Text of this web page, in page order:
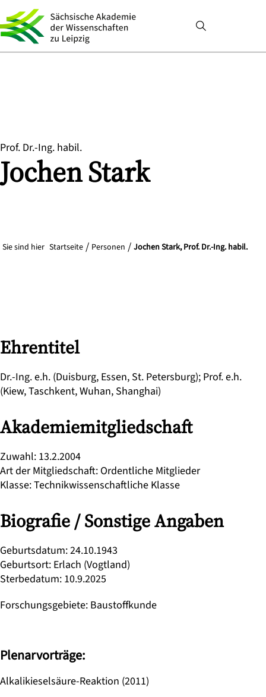
Prof. Dr.-Ing. habil.
JochenStark
Sie sind hier Startseite Personen Jochen Stark, Prof. Dr.-Ing. habil.
Ehrentitel
Dr.-Ing. e.h. (Duisburg, Essen, St. Petersburg); Prof. e.h.
(Kiew, Taschkent, Wuhan, Shanghai)
Akademiemitgliedschaft
Zuwahl: 13.2.2004
Art der Mitgliedschaft: Ordentliche Mitglieder
Klasse:Technikwissenschaftliche Klasse
Biografie / Sonstige Angaben
Geburtsdatum:24.10.1943
Geburtsort: Erlach (Vogtland)
Sterbedatum: 10.9.2025
Forschungsgebiete: Baustoffkunde
Plenarvorträge:
Alkalikieselsäure-Reaktion (2011)